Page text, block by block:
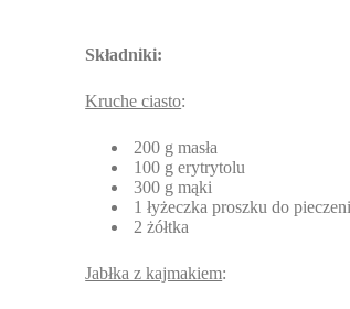
Składniki:
Kruche ciasto:
200 g masła
100 g erytrytolu
300 g mąki
1 łyżeczka proszku do
2 żółtka
Jabłka z kajmakiem: